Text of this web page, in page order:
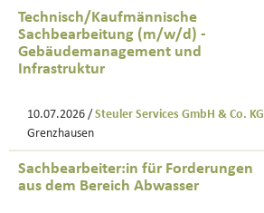
Technisch/Kaufmännische
Sachbearbeitung (m/w/d) -
Gebäudemanagement und
Infrastruktur
10.07.2026 / Steuler Services GmbH & Co. KG
Grenzhausen
Sachbearbeiter:in für Forderungen
aus dem Bereich Abwasser